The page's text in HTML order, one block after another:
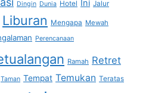
Dingin Dunia Hotel Ini Jalur
Liburan Mengapa Mewah
Perencanaan
Ramah Retret
Taman Tempat Temukan Teratas